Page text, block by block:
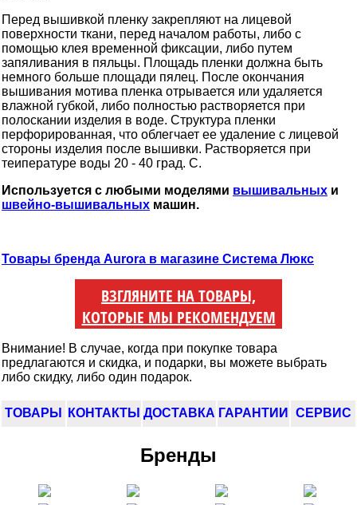
Перед вышивкой пленку закрепляют на лицевой
поверхности ткани, перед началом работы, либо с
помощью клея временной фиксации, либо путем
запяливания в пяльцы. Площадь пленки должна быть
немного больше площади пялец. После окончания
вышивания мотива пленка отрывается или удаляется
влажной губкой, либо полностью растворяется при
полоскании изделия в воде. Структура пленки
перфорированная, что облегчает ее удаление с лицевой
стороны изделия после вышивки. Растворяется при
теипературе воды 20 - 40 град. С.
Используется с любыми моделями вышивальных и
швейно-вышивальных машин.
Товары бренда Aurora в магазине Система Люкс
ВЗГЛЯНИТЕ НА ТОВАРЫ,
КОТОРЫЕ МЫ РЕКОМЕНДУЕМ
Внимание! В случае, когда при покупке товара
предлагаются и скидка, и подарки, вы можете выбрать
либо скидку, либо один подарок.
ТОВАРЫ КОНТАКТЫ ДОСТАВКА ГАРАНТИИ СЕРВИС
Бренды